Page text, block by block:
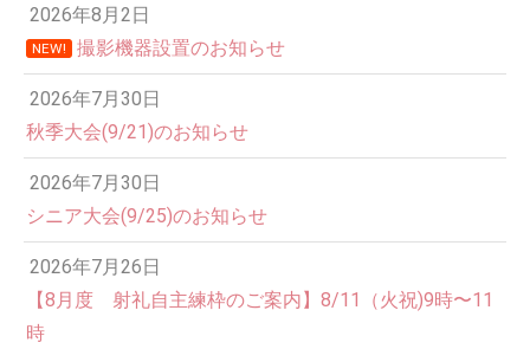
2026年8月2日
NEW! 撮影機器設置のお知らせ
2026年7月30日
秋季大会(9/21)のお知らせ
2026年7月30日
シニア大会(9/25)のお知らせ
2026年7月26日
【8月度 射礼自主練枠のご案内】8/11（火祝)9時〜11
時
12:00 AM